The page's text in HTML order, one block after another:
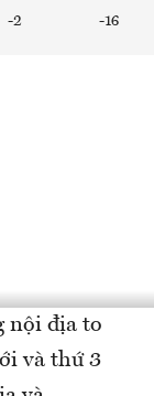
-2 -16
nội địa to
và thứ 3